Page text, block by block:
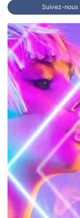
Suivez-nous